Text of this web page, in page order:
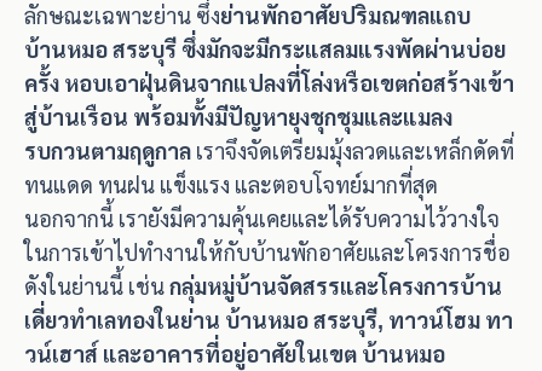
ลักษณะเฉพาะย่าน ซึ่งย่านพักอาศัยปริมณฑลแถบ
บ้านหมอ สระบุรี ซึ่งมักจะมีกระแสลมแรงพัดผ่านบ่อย
ครั้ง หอบเอาฝุ่นดินจากแปลงที่โล่งหรือเขตก่อสร้างเข้า
สู่บ้านเรือน พร้อมทั้งมีปัญหายุงชุกชุมและแมลง
รบกวนตามฤดูกาล เราจึงจัดเตรียมมุ้งลวดและเหล็กดัดที่
ทนแดด ทนฝน แข็งแรง และตอบโจทย์มากที่สุด
นอกจากนี้ เรายังมีความคุ้นเคยและได้รับความไว้วางใจ
ในการเข้าไปทำงานให้กับบ้านพักอาศัยและโครงการชื่อ
ดังในย่านนี้ เช่นกลุ่มหมู่บ้านจัดสรรและโครงการบ้าน
เดี่ยวทำเลทองในย่าน บ้านหมอ สระบุรี, ทาวน์โฮม ทา
วน์เฮาส์ และอาคารที่อยู่อาศัยในเขต บ้านหมอ